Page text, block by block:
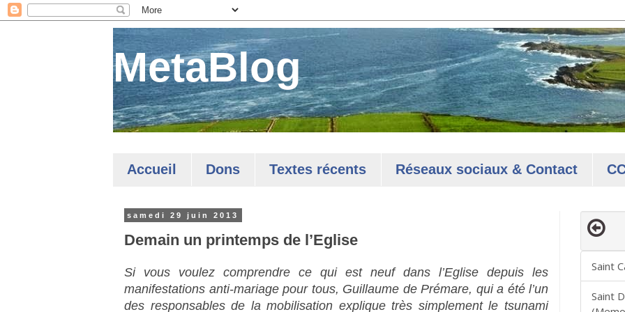
MetaBlog
Accueil Dons Textes récents Réseaux sociaux & Contact
samedi 29 juin 2013
Demain un printemps de l’Eglise
Si vous voulez comprendre ce qui est neuf dans l’Eglise depuis les
manifestations anti-mariage pour tous, Guillaume de Prémare, qui a été l’un
des responsables de la mobilisation explique très simplement le tsunami